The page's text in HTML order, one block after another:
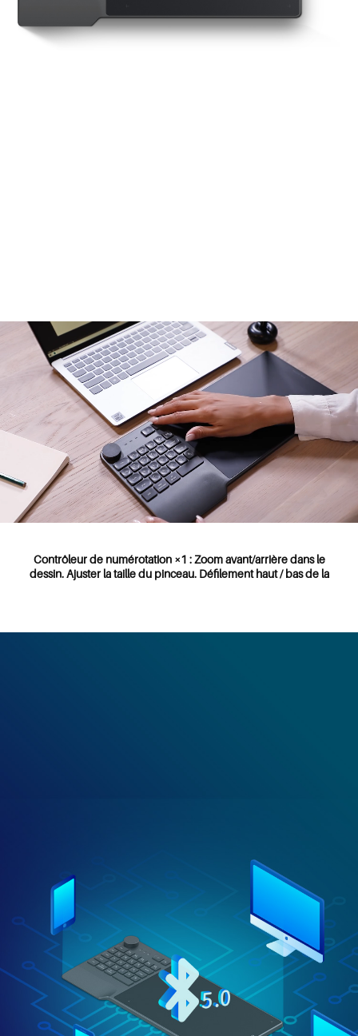
Touches programmables Keys ×5 : K1-K5
Touches standard Keys ×23 : Supporte l’entrée en continue et les
Contrôleur de numérotation ×1 : Zoom avant/arrière dans le
dessin. Ajuster la taille du pinceau. Défilement haut / bas de la